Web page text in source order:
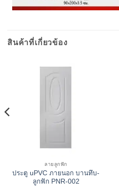
สินค้าที่เกี่ยวข้อง
ลายลูกฟัก
ประตู uPVC ภายนอก บานทึบ-
ลูกฟัก PNR-002